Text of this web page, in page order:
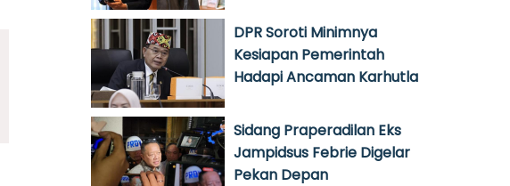
DPR Soroti Minimnya
Kesiapan Pemerintah
Hadapi Ancaman Karhutla
Sidang Praperadilan Eks
Jampidsus Febrie Digelar
Pekan Depan